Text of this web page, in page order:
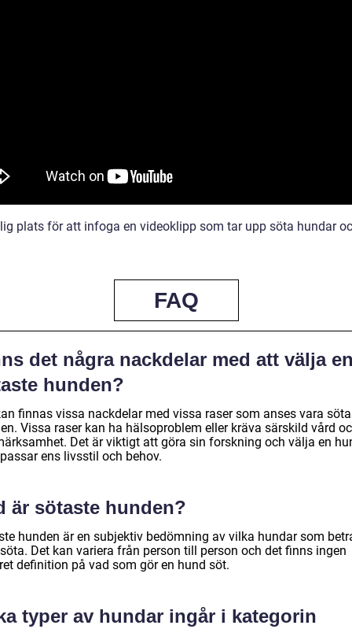
plats för att infoga en videoklipp som tar upp söta hundar
FAQ
det några nackdelar med att välja
hunden?
finnas vissa nackdelar med vissa raser som anses vara
Vissa raser kan ha hälsoproblem eller kräva särskild vård
Det är viktigt att göra sin forskning och välja en
ens livsstil och behov.
är sötaste hunden?
hunden är en subjektiv bedömning av vilka hundar som
Det kan variera från person till person och det finns ingen
definition på vad som gör en hund söt.
typer av hundar ingår i kategorin